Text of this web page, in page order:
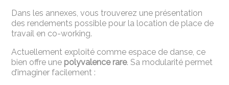
Dans les annexes, vous trouverez une présentation
des rendements possible pour la location de place de
travail en co-working.
Actuellement exploité comme espace de danse, ce
bien offre une polyvalence rare. Sa modularité permet
d’imaginer facilement :